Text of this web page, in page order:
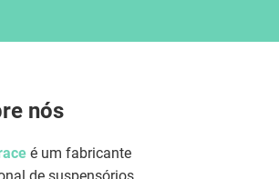
nós
é um fabricante